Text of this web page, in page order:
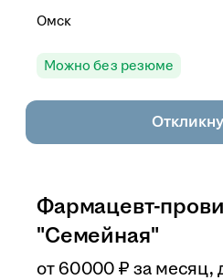
Омск
Можно без резюме
Фармацевт-
"Семейная"
от60 000 ₽ за месяц,